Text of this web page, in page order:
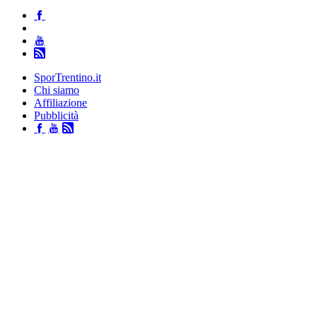
SporTrentino.it
Chi siamo
Affiliazione
Pubblicità